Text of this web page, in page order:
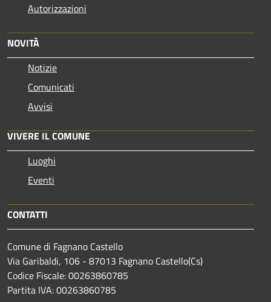
Autorizzazioni
NOVITÀ
Notizie
Comunicati
Avvisi
VIVERE IL COMUNE
Luoghi
Eventi
CONTATTI
Comune di Fagnano Castello
Via Garibaldi, 106 - 87013 Fagnano Castello(Cs)
Codice Fiscale: 00263860785
Partita IVA: 00263860785